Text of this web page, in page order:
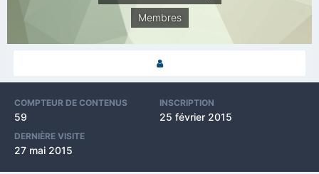
Membres
COMPTEUR DE CONTENUS
59
INSCRIPTION
25 février 2015
DERNIÈRE VISITE
27 mai 2015